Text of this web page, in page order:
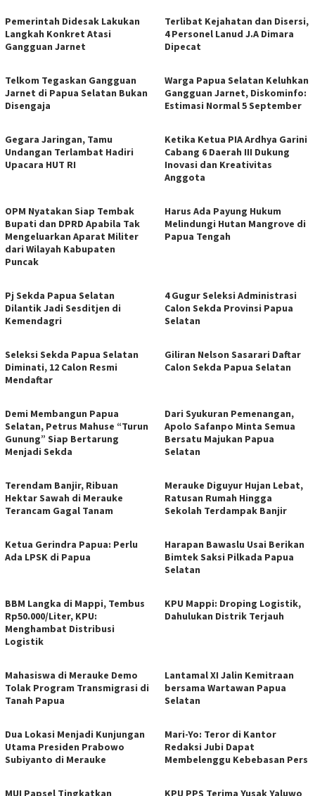
Pemerintah Didesak Lakukan
Langkah Konkret Atasi
Gangguan Jarnet
Terlibat Kejahatan dan Disersi,
4 Personel Lanud J.A Dimara
Dipecat
Telkom Tegaskan Gangguan
Jarnet di Papua Selatan Bukan
Disengaja
Warga Papua Selatan Keluhkan
Gangguan Jarnet, Diskominfo:
Estimasi Normal 5 September
Gegara Jaringan, Tamu
Undangan Terlambat Hadiri
Upacara HUT RI
Ketika Ketua PIA Ardhya Garini
Cabang 6 Daerah III Dukung
Inovasi dan Kreativitas
Anggota
OPM Nyatakan Siap Tembak
Bupati dan DPRD Apabila Tak
Mengeluarkan Aparat Militer
dari Wilayah Kabupaten
Puncak
Harus Ada Payung Hukum
Melindungi Hutan Mangrove di
Papua Tengah
Pj Sekda Papua Selatan
Dilantik Jadi Sesditjen di
Kemendagri
4 Gugur Seleksi Administrasi
Calon Sekda Provinsi Papua
Selatan
Seleksi Sekda Papua Selatan
Diminati, 12 Calon Resmi
Mendaftar
Giliran Nelson Sasarari Daftar
Calon Sekda Papua Selatan
Demi Membangun Papua
Selatan, Petrus Mahuse “Turun
Gunung” Siap Bertarung
Menjadi Sekda
Dari Syukuran Pemenangan,
Apolo Safanpo Minta Semua
Bersatu Majukan Papua
Selatan
Terendam Banjir, Ribuan
Hektar Sawah di Merauke
Terancam Gagal Tanam
Merauke Diguyur Hujan Lebat,
Ratusan Rumah Hingga
Sekolah Terdampak Banjir
Ketua Gerindra Papua: Perlu
Ada LPSK di Papua
Harapan Bawaslu Usai Berikan
Bimtek Saksi Pilkada Papua
Selatan
BBM Langka di Mappi, Tembus
Rp50.000/Liter, KPU:
Menghambat Distribusi
Logistik
KPU Mappi: Droping Logistik,
Dahulukan Distrik Terjauh
Mahasiswa di Merauke Demo
Tolak Program Transmigrasi di
Tanah Papua
Lantamal XI Jalin Kemitraan
bersama Wartawan Papua
Selatan
Dua Lokasi Menjadi Kunjungan
Utama Presiden Prabowo
Subiyanto di Merauke
Mari-Yo: Teror di Kantor
Redaksi Jubi Dapat
Membelenggu Kebebasan Pers
MUI Papsel Tingkatkan KPU PPS Terima Yusak Yaluwo